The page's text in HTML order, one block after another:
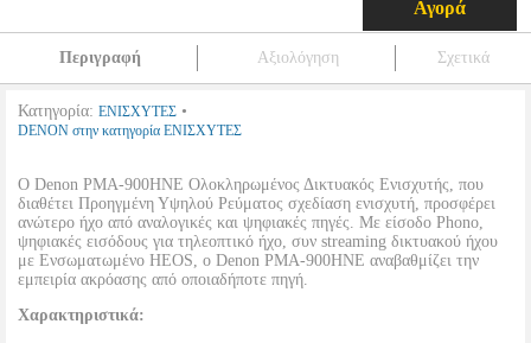
Αγορά
Περιγραφή Αξιολόγηση Σχετικά
Κατηγορία: ΕΝΙΣΧΥΤΕΣ •
DENON στην κατηγορία ΕΝΙΣΧΥΤΕΣ
Ο Denon PMA-900HNE Ολοκληρωμένος Δικτυακός Ενισχυτής, που
διαθέτει Προηγμένη Υψηλού Ρεύματος σχεδίαση ενισχυτή, προσφέρει
ανώτερο ήχο από αναλογικές και ψηφιακές πηγές. Με είσοδο Phono,
ψηφιακές εισόδους για τηλεοπτικό ήχο, συν streaming δικτυακού ήχου
με Ενσωματωμένο HEOS, ο Denon PMA-900HNE αναβαθμίζει την
εμπειρία ακρόασης από οποιαδήποτε πηγή.
Χαρακτηριστικά: